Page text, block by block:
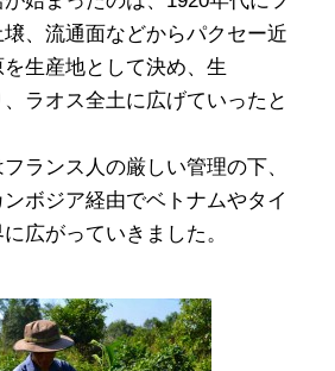
、流通面などからパクセー近
生産地として決め、生
ラオス全土に広げていったと
ランス人の厳しい管理の下、
ボジア経由でベトナムやタイ
広がっていきました。